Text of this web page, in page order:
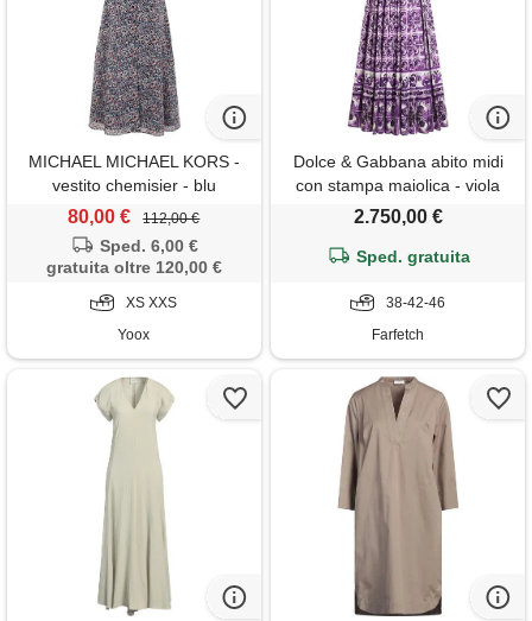
MICHAEL MICHAEL KORS -
vestito chemisier - blu
80,00 € 112,00 €
Sped. 6,00 €
gratuita oltre 120,00 €
XS XXS
Yoox
Dolce & Gabbana abito midi
con stampa maiolica - viola
2.750,00 €
Sped. gratuita
38-42-46
Farfetch